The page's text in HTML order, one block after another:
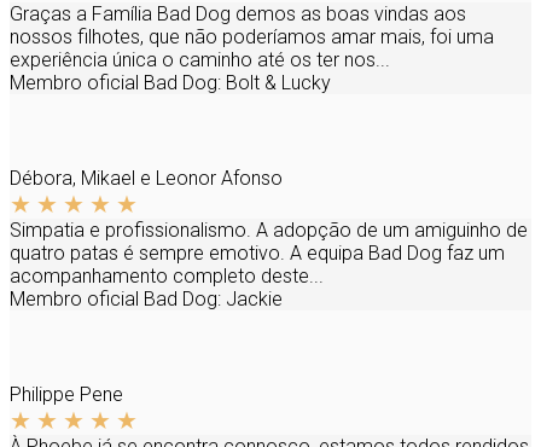
Graças a Família Bad Dog demos as boas vindas aos
nossos filhotes, que não poderíamos amar mais, foi uma
experiência única o caminho até os ter nos...
Membro oficial Bad Dog: Bolt & Lucky
Débora, Mikael e Leonor Afonso
Simpatia e profissionalismo. A adopção de um amiguinho de
quatro patas é sempre emotivo. A equipa Bad Dog faz um
acompanhamento completo deste...
Membro oficial Bad Dog: Jackie
Philippe Pene